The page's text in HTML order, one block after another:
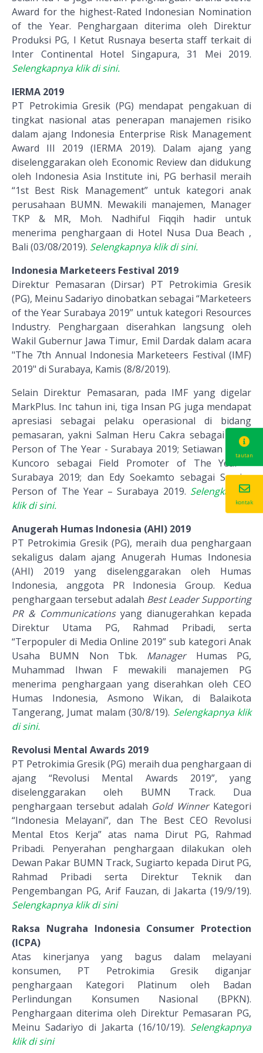
Award for the highest-Rated Indonesian Nomination
of the Year. Penghargaan diterima oleh Direktur
Produksi PG, I Ketut Rusnaya beserta staff terkait di
Inter Continental Hotel Singapura, 31 Mei 2019.
Selengkapnya klik di sini.
IERMA 2019
PT Petrokimia Gresik (PG) mendapat pengakuan di
tingkat nasional atas penerapan manajemen risiko
dalam ajang Indonesia Enterprise Risk Management
Award III 2019 (IERMA 2019). Dalam ajang yang
diselenggarakan oleh Economic Review dan didukung
oleh Indonesia Asia Institute ini, PG berhasil meraih
“1st Best Risk Management” untuk kategori anak
perusahaan BUMN. Mewakili manajemen, Manager
TKP & MR, Moh. Nadhiful Fiqqih hadir untuk
menerima penghargaan di Hotel Nusa Dua Beach ,
Bali (03/08/2019). Selengkapnya klik di sini.
Indonesia Marketeers Festival 2019
Direktur Pemasaran (Dirsar) PT Petrokimia Gresik
(PG), Meinu Sadariyo dinobatkan sebagai “Marketeers
of the Year Surabaya 2019” untuk kategori Resources
Industry. Penghargaan diserahkan langsung oleh
Wakil Gubernur Jawa Timur, Emil Dardak dalam acara
"The 7th Annual Indonesia Marketeers Festival (IMF)
2019" di Surabaya, Kamis (8/8/2019).
Selain Direktur Pemasaran, pada IMF yang digelar
MarkPlus. Inc tahun ini, tiga Insan PG juga mendapat
apresiasi sebagai pelaku operasional di bidang
pemasaran, yakni Salman Heru Cakra sebagai Sales
Person of The Year - Surabaya 2019; Setiawan Surya
Kuncoro sebagai Field Promoter of The Year –
Surabaya 2019; dan Edy Soekamto sebagai Service
Person of The Year – Surabaya 2019. Selengkapnya
klik di sini.
Anugerah Humas Indonesia (AHI) 2019
PT Petrokimia Gresik (PG), meraih dua penghargaan
sekaligus dalam ajang Anugerah Humas Indonesia
(AHI) 2019 yang diselenggarakan oleh Humas
Indonesia, anggota PR Indonesia Group. Kedua
penghargaan tersebut adalah Best Leader Supporting
PR & Communicationsyang dianugerahkan kepada
Direktur Utama PG, Rahmad Pribadi, serta
“Terpopuler di Media Online 2019” sub kategori Anak
Usaha BUMN Non Tbk. Manager Humas PG,
Muhammad Ihwan F mewakili manajemen PG
menerima penghargaan yang diserahkan oleh CEO
Humas Indonesia, Asmono Wikan, di Balaikota
Tangerang, Jumat malam (30/8/19). Selengkapnya klik
di sini.
Revolusi Mental Awards 2019
PT Petrokimia Gresik (PG) meraih dua penghargaan di
ajang “Revolusi Mental Awards 2019”, yang
diselenggarakan oleh BUMN Track. Dua
penghargaan tersebut adalah Gold WinnerKategori
“Indonesia Melayani”, dan The Best CEO Revolusi
Mental Etos Kerja” atas nama Dirut PG, Rahmad
Pribadi. Penyerahan penghargaan dilakukan oleh
Dewan Pakar BUMN Track, Sugiarto kepada Dirut PG,
Rahmad Pribadi serta Direktur Teknik dan
Pengembangan PG, Arif Fauzan, di Jakarta (19/9/19).
Selengkapnya klik di sini
Raksa Nugraha Indonesia Consumer Protection
(ICPA)
Atas kinerjanya yang bagus dalam melayani
konsumen, PT Petrokimia Gresik diganjar
penghargaan Kategori Platinum oleh Badan
Perlindungan Konsumen Nasional (BPKN).
Penghargaan diterima oleh Direktur Pemasaran PG,
Meinu Sadariyo di Jakarta (16/10/19). Selengkapnya
klik di sini
tautan
kontak